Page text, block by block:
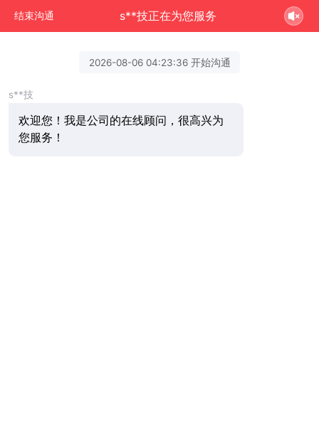
结束沟通 s**技正在为您服务
2026-08-06 04:23:36 开始沟通
s**技
欢迎您！我是公司的在线顾问，很高兴为
您服务！